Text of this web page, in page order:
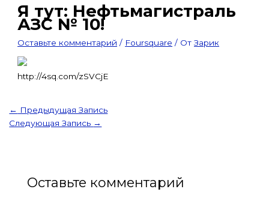
Я тут: Нефтьмагистраль
АЗС № 10!
Оставьте комментарий / Foursquare / ОтЗарик
http://4sq.com/zSVCjE
← Предыдущая Запись
Следующая Запись →
Оставьте комментарий